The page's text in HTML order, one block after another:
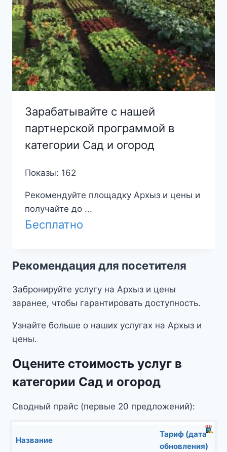
Зарабатывайте с нашей
партнерской программой в
категории Сад и огород
Показы: 162
Рекомендуйте площадку Архыз и цены и
получайте до ...
Бесплатно
Рекомендация для посетителя
Забронируйте услугу на Архыз и цены
заранее, чтобы гарантировать доступность.
Узнайте больше о наших услугах на Архыз и
цены.
Оцените стоимость услуг в
категории Сад и огород
Сводный прайс (первые 20 предложений):
Название
Тариф (дата
обновления)